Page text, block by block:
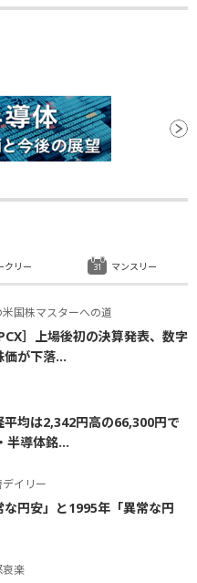
国株マスターへの道
］上場後初の決算発表、数字
価が下落...
平均は2,342円高の66,300円で
導体銘...
イリー
な円安」と1995年「異常な円
哀楽
クリー マンスリー